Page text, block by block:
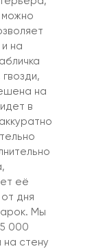
можно
на
на
в
её
дня
Мы
000
на стену